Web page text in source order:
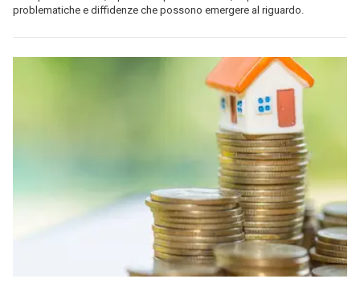
problematiche e diffidenze che possono emergere al riguardo.